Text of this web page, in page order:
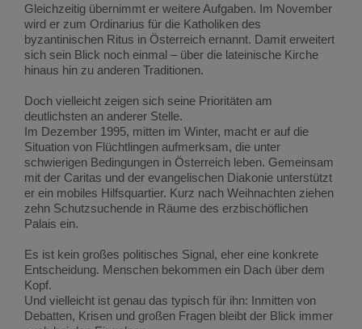
Gleichzeitig übernimmt er weitere Aufgaben. Im November
wird er zum Ordinarius für die Katholiken des
byzantinischen Ritus in Österreich ernannt. Damit erweitert
sich sein Blick noch einmal – über die lateinische Kirche
hinaus hin zu anderen Traditionen.
Doch vielleicht zeigen sich seine Prioritäten am
deutlichsten an anderer Stelle.
Im Dezember 1995, mitten im Winter, macht er auf die
Situation von Flüchtlingen aufmerksam, die unter
schwierigen Bedingungen in Österreich leben. Gemeinsam
mit der Caritas und der evangelischen Diakonie unterstützt
er ein mobiles Hilfsquartier. Kurz nach Weihnachten ziehen
zehn Schutzsuchende in Räume des erzbischöflichen
Palais ein.
Es ist kein großes politisches Signal, eher eine konkrete
Entscheidung. Menschen bekommen ein Dach über dem
Kopf.
Und vielleicht ist genau das typisch für ihn: Inmitten von
Debatten, Krisen und großen Fragen bleibt der Blick immer